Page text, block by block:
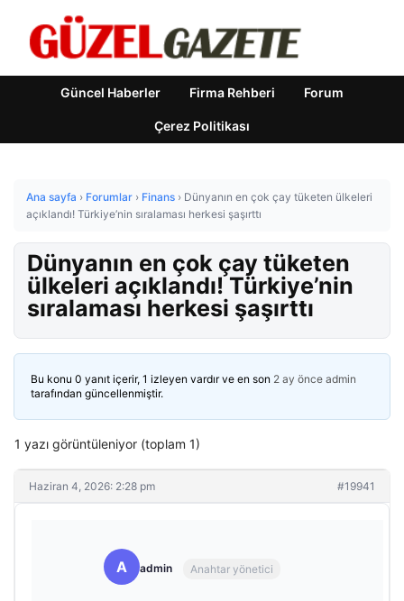
Güncel Haberler Firma Rehberi Forum
Çerez Politikası
Ana sayfa › Forumlar › Finans › Dünyanın en çok çay tüketen ülkeleri
açıklandı! Türkiye’nin sıralaması herkesi şaşırttı
Dünyanın en çok çay tüketen
ülkeleri açıklandı! Türkiye’nin
sıralaması herkesi şaşırttı
Bu konu 0 yanıt içerir, 1 izleyen vardır ve en son 2 ay önce admin
tarafından güncellenmiştir.
1 yazı görüntüleniyor (toplam 1)
Haziran 4, 2026: 2:28 pm #19941
A admin Anahtar yönetici